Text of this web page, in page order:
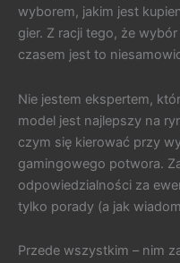
wyborem, jakim jest
gier. Z racji tego, że
czasem jest to
Nie jestem ekspertem,
model jest najlepszy na
czym się kierować przy
gamingowego potwora.
odpowiedzialności za
tylko porady (a jak
Przede wszystkim – nim